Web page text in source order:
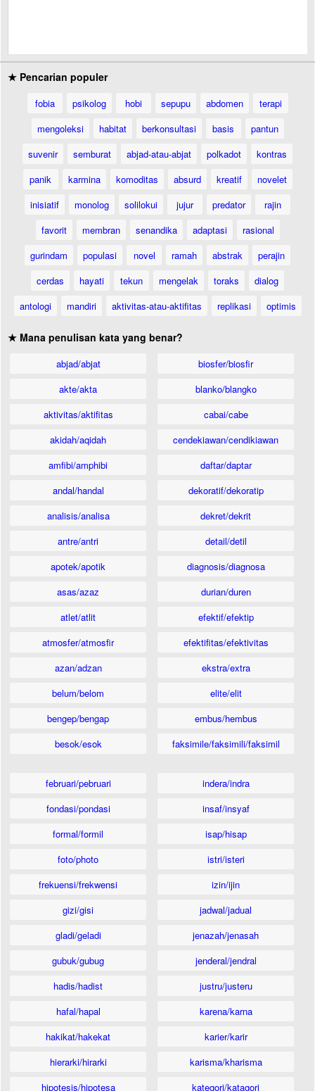
★ Pencarian populer
fobia psikolog hobi sepupu abdomen
terapi
mengoleksi
habitat berkonsultasi basis
pantun
suvenir
semburat abjad-atau-abjat polkadot
kontras
panik
karmina komoditas absurd kreatif
novelet
inisiatif
monolog solilokui jujur predator
rajin
favorit
membran senandika adaptasi
rasional
gurindam
populasi novel ramah abstrak
perajin
cerdas
hayati tekun mengelak toraks
dialog
antologi
mandiri aktivitas-atau-aktifitas replikasi optimis
★ Mana penulisan kata yang benar?
abjad/abjat
akte/akta
aktivitas/aktifitas
akidah/aqidah
amfibi/amphibi
andal/handal
analisis/analisa
antre/antri
apotek/apotik
asas/azaz
atlet/atlit
atmosfer/atmosfir
azan/adzan
belum/belom
bengep/bengap
besok/esok
biosfer/biosfir
blanko/blangko
cabai/cabe
cendekiawan/cendikiawan
daftar/daptar
dekoratif/dekoratip
dekret/dekrit
detail/detil
diagnosis/diagnosa
durian/duren
efektif/efektip
efektifitas/efektivitas
ekstra/extra
elite/elit
embus/hembus
faksimile/faksimili/faksimil
februari/pebruari
fondasi/pondasi
formal/formil
foto/photo
frekuensi/frekwensi
gizi/gisi
gladi/geladi
gubuk/gubug
hadis/hadist
hafal/hapal
hakikat/hakekat
hierarki/hirarki
hipotesis/hipotesa
indera/indra
insaf/insyaf
isap/hisap
istri/isteri
izin/ijin
jadwal/jadual
jenazah/jenasah
jenderal/jendral
justru/justeru
karena/karna
karier/karir
karisma/kharisma
kategori/katagori